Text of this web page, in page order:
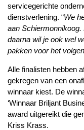
servicegerichte
dienstverlening. “We
aan
daarna wil je ook wel
pakken voor het
Alle finalisten hebben
gekregen van een
winnaar kiest. De
‘Winnaar Briljant
award uitgereikt die
Kriss Krass.